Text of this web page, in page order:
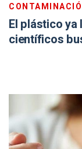
El plástico ya
científicos